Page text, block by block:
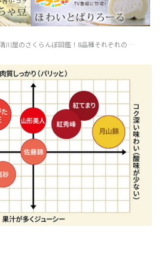
川屋のさくらんぼ図鑑！8品種それぞれの…